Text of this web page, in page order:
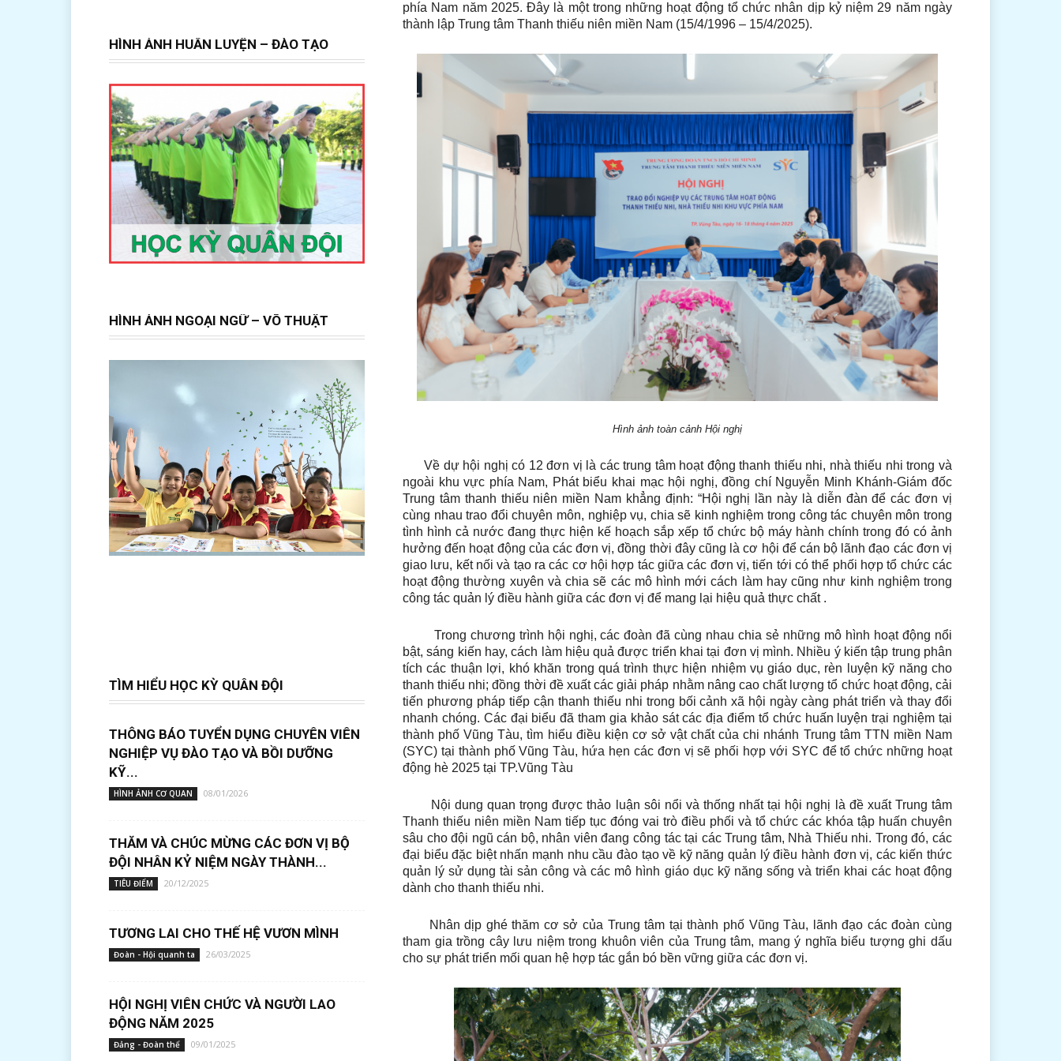
phía Nam năm 2025. Đây là một trong những hoạt động tổ chức nhân dịp kỷ niệm 29 năm ngày
thành lập Trung tâm Thanh thiếu niên miền Nam (15/4/1996 – 15/4/2025).
Hình ảnh toàn cảnh Hội nghị
Về dự hội nghị có 12 đơn vị là các trung tâm hoạt động thanh thiếu nhi, nhà thiếu nhi trong và
ngoài khu vực phía Nam, Phát biểu khai mạc hội nghị, đồng chí Nguyễn Minh Khánh-Giám đốc
Trung tâm thanh thiếu niên miền Nam khẳng định: “Hội nghị lần này là diễn đàn để các đơn vị
cùng nhau trao đổi chuyên môn, nghiệp vụ, chia sẽ kinh nghiệm trong công tác chuyên môn trong
tình hình cả nước đang thực hiện kế hoạch sắp xếp tổ chức bộ máy hành chính trong đó có ảnh
hưởng đến hoạt động của các đơn vị, đồng thời đây cũng là cơ hội để cán bộ lãnh đạo các đơn vị
giao lưu, kết nối và tạo ra các cơ hội hợp tác giữa các đơn vị, tiến tới có thể phối hợp tổ chức các
hoạt động thường xuyên và chia sẽ các mô hình mới cách làm hay cũng như kinh nghiệm trong
công tác quản lý điều hành giữa các đơn vị để mang lại hiệu quả thực chất .
Trong chương trình hội nghị, các đoàn đã cùng nhau chia sẻ những mô hình hoạt động nổi
bật, sáng kiến hay, cách làm hiệu quả được triển khai tại đơn vị mình. Nhiều ý kiến tập trung phân
tích các thuận lợi, khó khăn trong quá trình thực hiện nhiệm vụ giáo dục, rèn luyện kỹ năng cho
thanh thiếu nhi; đồng thời đề xuất các giải pháp nhằm nâng cao chất lượng tổ chức hoạt động, cải
tiến phương pháp tiếp cận thanh thiếu nhi trong bối cảnh xã hội ngày càng phát triển và thay đổi
nhanh chóng. Các đại biểu đã tham gia khảo sát các địa điểm tổ chức huấn luyện trại nghiệm tại
thành phố Vũng Tàu, tìm hiểu điều kiện cơ sở vật chất của chi nhánh Trung tâm TTN miền Nam
(SYC) tại thành phố Vũng Tàu, hứa hẹn các đơn vị sẽ phối hợp với SYC để tổ chức những hoạt
động hè 2025 tại TP.Vũng Tàu
Nội dung quan trọng được thảo luận sôi nổi và thống nhất tại hội nghị là đề xuất Trung tâm
Thanh thiếu niên miền Nam tiếp tục đóng vai trò điều phối và tổ chức các khóa tập huấn chuyên
sâu cho đội ngũ cán bộ, nhân viên đang công tác tại các Trung tâm, Nhà Thiếu nhi. Trong đó, các
đại biểu đặc biệt nhấn mạnh nhu cầu đào tạo về kỹ năng quản lý điều hành đơn vị, các kiến thức
quản lý sử dụng tài sản công và các mô hình giáo dục kỹ năng sống và triển khai các hoạt động
dành cho thanh thiếu nhi.
Nhân dịp ghé thăm cơ sở của Trung tâm tại thành phố Vũng Tàu, lãnh đạo các đoàn cùng
tham gia trồng cây lưu niệm trong khuôn viên của Trung tâm, mang ý nghĩa biểu tượng ghi dấu
cho sự phát triển mối quan hệ hợp tác gắn bó bền vững giữa các đơn vị.
HÌNH ẢNH HUẤN LUYỆN – ĐÀO TẠO
HÌNH ẢNH NGOẠI NGỮ – VÕ THUẬT
TÌM HIỂU HỌC KỲ QUÂN ĐỘI
THÔNG BÁO TUYỂN DỤNG CHUYÊN VIÊN
NGHIỆP VỤ ĐÀO TẠO VÀ BỒI DƯỠNG
KỸ...
HÌNH ẢNH CƠ QUAN 08/01/2026
THĂM VÀ CHÚC MỪNG CÁC ĐƠN VỊ BỘ
ĐỘI NHÂN KỶ NIỆM NGÀY THÀNH...
TIÊU ĐIỂM 20/12/2025
TƯƠNG LAI CHO THẾ HỆ VƯƠN MÌNH
Đoàn - Hội quanh ta 26/03/2025
HỘI NGHỊ VIÊN CHỨC VÀ NGƯỜI LAO
ĐỘNG NĂM 2025
Đảng - Đoàn thể 09/01/2025